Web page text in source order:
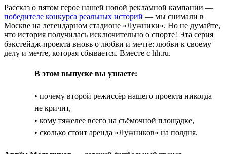
Рассказ о пятом герое нашей новой рекламной кампании —
победителе конкурса реальных историй — мы снимали в
Москве на легендарном стадионе «Лужники». Но не думайте,
что история получилась исключительно о спорте! Эта серия
бэкстейдж-проекта вновь о любви и мечте: любви к своему
делу и мечте, которая сбывается. Вместе с hh.ru.
В этом выпуске вы узнаете:
• почему второй режиссёр нашего проекта никогда
не кричит,
• кому тяжелее всего на съёмочной площадке,
• сколько стоит аренда «Лужников» на полдня.